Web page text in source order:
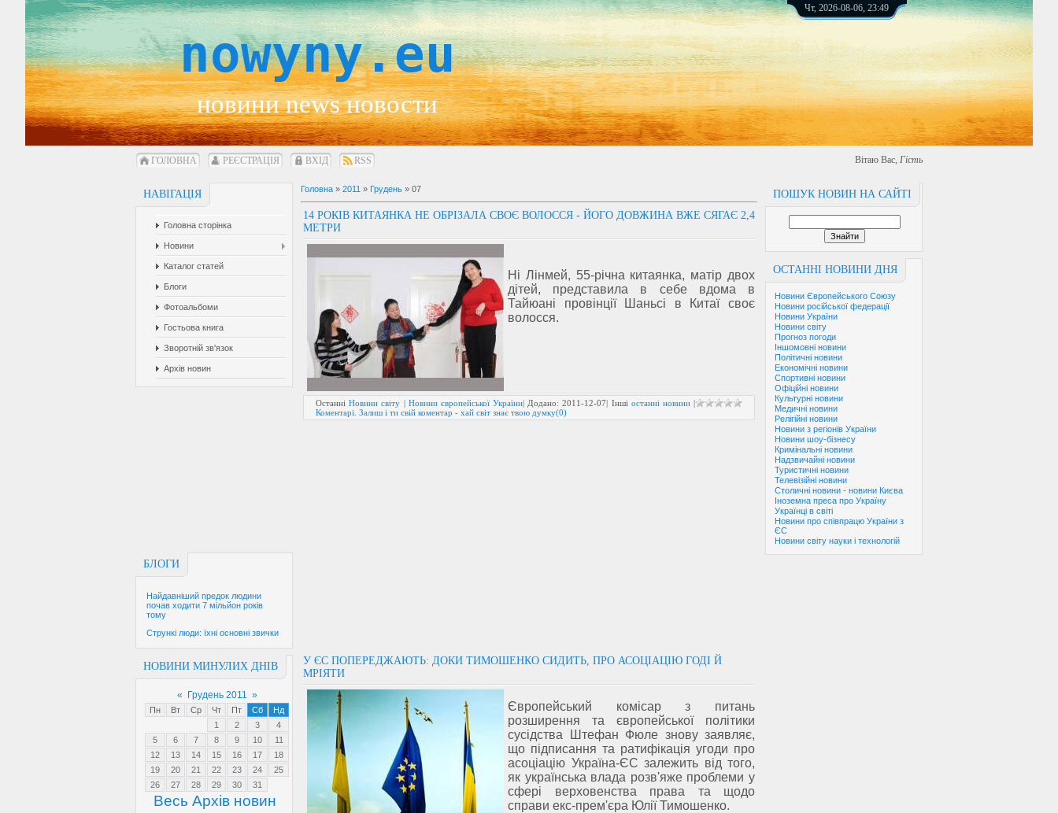
nowyny.eu
новини news новости
Чт, 2026-08-06, 23:49
ГОЛОВНА РЕЄСТРАЦІЯ ВХІД RSS Вітаю Вас, Гість
НАВІГАЦІЯ
Головна сторінка
Новини
Каталог статей
Блоги
Фотоальбоми
Гостьова книга
Зворотній зв'язок
Архів новин
БЛОГИ
Найдавніший предок людини
почав ходити 7 мільйон років
тому
Стрункі люди: їхні основні звички
НОВИНИ МИНУЛИХ ДНІВ
« Грудень 2011 »
Пн Вт Ср Чт Пт Сб
Нд
1
2 3
4
5
6 7 8 9 10
11
12
13 14 15 16 17
18
19
20 21 22 23 24
25
26
27 28 29 30 31
Весь Архів новин
ПОШУК НОВИН НА САЙТІ
ОСТАННІ НОВИНИ ДНЯ
Новини Європейського Союзу
Новини російської федерації
Новини України
Новини світу
Прогноз погоди
Іншомовні новини
Політичні новини
Економічні новини
Спортивні новини
Офіційні новини
Культурні новини
Медичні новини
Релігійні новини
Новини з регіонів України
Новини шоу-бізнесу
Кримінальні новини
Надзвичайні новини
Туристичні новини
Телевізійні новини
Столичні новини - новини Києва
Іноземна преса про Україну
Українці в світі
Новини про співпрацю України з
ЄС
Новини світу науки і технологій
Головна » 2011 » Грудень » 07
14 РОКІВ КИТАЯНКА НЕ ОБРІЗАЛА СВОЄ ВОЛОССЯ - ЙОГО ДОВЖИНА ВЖЕ СЯГАЄ 2,4
МЕТРИ
Ні Лінмей, 55-річна китаянка, матір двох
дітей, представила в себе вдома в
Тайюані провінції Шаньсі в Китаї своє
волосся.
ОстанніНовини світу | Новини європейської України| Додано:2011-12-07| Інші останні новини|
Коментарі. Залиш і ти свій коментар - хай світ знає твою думку(0)
У ЄС ПОПЕРЕДЖАЮТЬ: ДОКИ ТИМОШЕНКО СИДИТЬ, ПРО АСОЦІАЦІЮ ГОДІ Й
МРІЯТИ
Європейський комісар з питань
розширення та європейської політики
сусідства Штефан Фюле знову заявляє,
що підписання та ратифікація угоди про
асоціацію Україна-ЄС залежить від того,
як українська влада розв'яже проблеми у
сфері верховенства права та щодо
справи екс-прем'єра Юлії Тимошенко.